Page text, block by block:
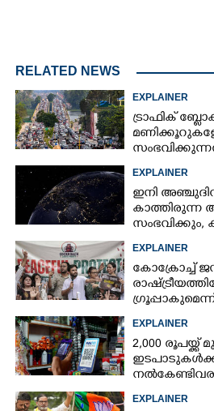
RELATED NEWS
EXPLAINER
ട്രാഫിക്
ഇതാണ്
EXPLAINER
ഇനി
EXPLAINER
കോക്രോച്ച്
EXPLAINER
2,000
EXPLAINER